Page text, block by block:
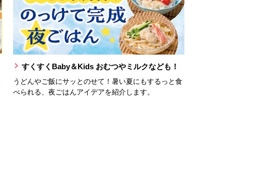
すくすくBaby＆Kids おむつやミルクなども！
うどんやご飯にサッとのせて！暑い夏にもするっと食
べられる、夜ごはんアイデアを紹介します。